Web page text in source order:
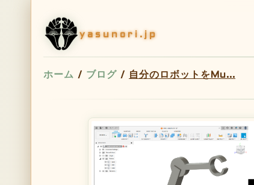
yasunori.jp
ホーム / ブログ / 自分のロボットをMu...